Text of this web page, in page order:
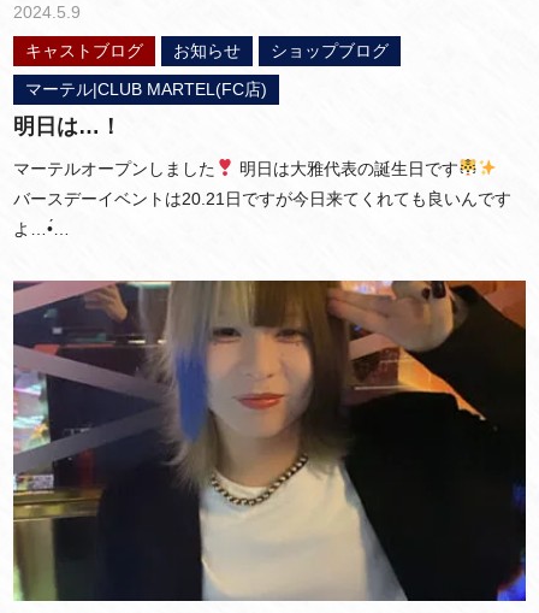
2024.5.9
キャストブログ
お知らせ
ショップブログ
マーテル|CLUB MARTEL(FC店)
明日は…！
マーテルオープンしました
明日は大雅代表の誕生日です
バースデーイベントは20.21日ですが今日来てくれても良いんです
よ…•́…